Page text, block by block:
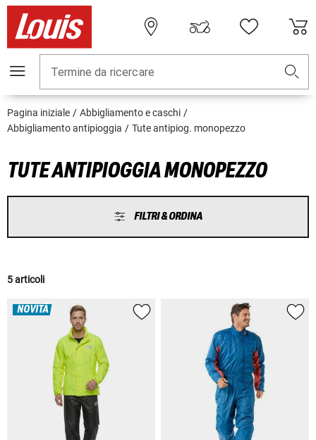
Termine da ricercare
Pagina iniziale
Abbigliamento e caschi
Abbigliamento antipioggia
Tute antipiog. monopezzo
TUTE ANTIPIOGGIA MONOPEZZO
FILTRI & ORDINA
5 articoli
NOVITÀ